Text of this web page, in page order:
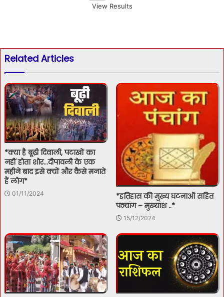
View Results
Related Articles
*क्या है बूढ़ी दिवाली, पटाखों का
नहीं होता शोर…दीपावली के एक
महीने बाद इसे क्यों और कैसे मनाते
हैं लोग*
01/11/2024
*इतिहास की मुख्य घटनाओं सहित
पञ्चांग – मुख्यांश ..*
15/12/2024